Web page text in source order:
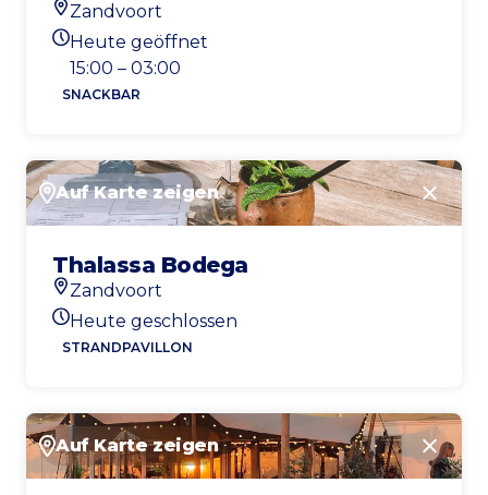
Standort
Zandvoort
Heutigen Öffnungszeiten
Heute geöffnet
15:00 – 03:00
SNACKBAR
Auf Karte zeigen
Thalassa Bodega
Standort
Zandvoort
Heutigen Öffnungszeiten
Heute geschlossen
STRANDPAVILLON
Auf Karte zeigen